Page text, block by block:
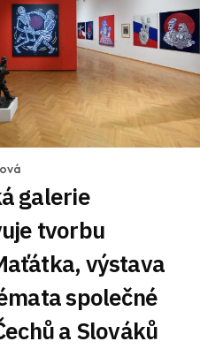
galerie
tvorbu
výstava
společné
a Slováků